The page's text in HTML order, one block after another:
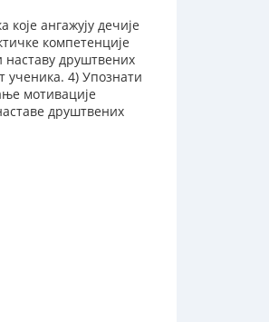
ангажују дечије
компетенције
наставу друштвених
ученика. 4) Упознати
мотивације
друштвених